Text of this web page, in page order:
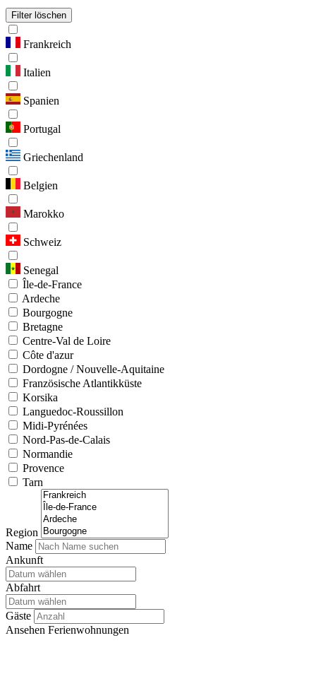
Filter löschen
Frankreich
Italien
Spanien
Portugal
Griechenland
Belgien
Marokko
Schweiz
Senegal
Île-de-France
Ardeche
Bourgogne
Bretagne
Centre-Val de Loire
Côte d'azur
Dordogne / Nouvelle-Aquitaine
Französische Atlantikküste
Korsika
Languedoc-Roussillon
Midi-Pyrénées
Nord-Pas-de-Calais
Normandie
Provence
Tarn
Region
Name
Ankunft
Abfahrt
Gäste
Ansehen Ferienwohnungen